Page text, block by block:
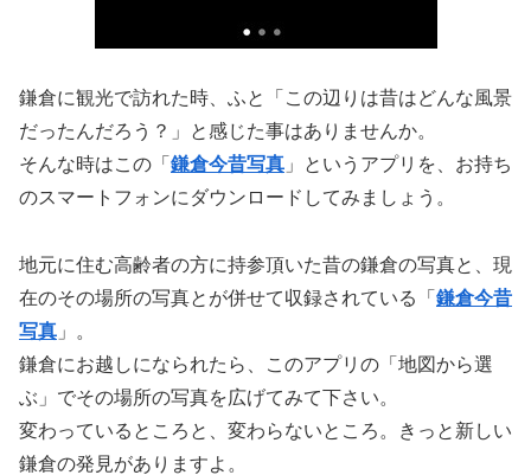
鎌倉に観光で訪れた時、ふと「この辺りは昔はどんな風景
だったんだろう？」と感じた事はありませんか。
そんな時はこの「 鎌倉今昔写真 」というアプリを、お持ち
のスマートフォンにダウンロードしてみましょう。
地元に住む高齢者の方に持参頂いた昔の鎌倉の写真と、現
在のその場所の写真とが併せて収録されている「 鎌倉今昔
写真 」。
鎌倉にお越しになられたら、このアプリの「地図から選
ぶ」でその場所の写真を広げてみて下さい。
変わっているところと、変わらないところ。きっと新しい
鎌倉の発見がありますよ。